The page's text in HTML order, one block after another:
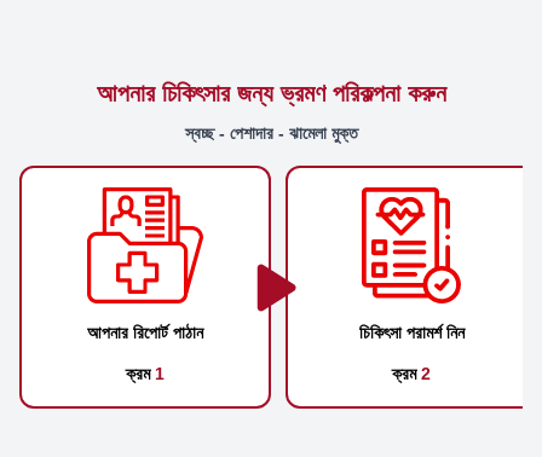
আপনার চিকিৎসার জন্য ভ্রমণ পরিকল্পনা করুন
স্বচ্ছ - পেশাদার - ঝামেলা মুক্ত
আপনার রিপোর্ট পাঠান
ক্রম 1
চিকিৎসা পরামর্শ নিন
ক্রম2